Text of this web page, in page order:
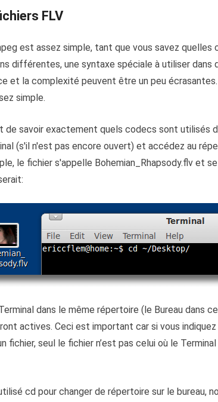
FLV
est assez simple, tant que vous savez quelles
différentes, une syntaxe spéciale à utiliser dans
et la complexité peuvent être un peu
simple.
de savoir exactement quels codecs sont utilisés
(s'il n'est pas encore ouvert) et accédez au
le fichier s'appelle Bohemian_Rhapsody.flv et
dans le même répertoire (le Bureau dans
actives. Ceci est important car si vous indiquez
fichier, seul le fichier n’est pas celui où le
cd pour changer de répertoire sur le bureau,